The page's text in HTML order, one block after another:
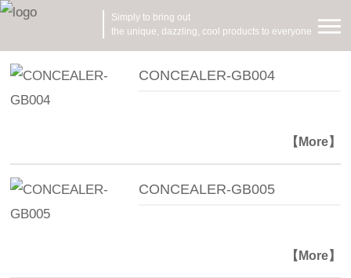
Simply to bring out
the unique, dazzling, cool products to everyone
CONCEALER-GB004
【More】
CONCEALER-GB005
【More】